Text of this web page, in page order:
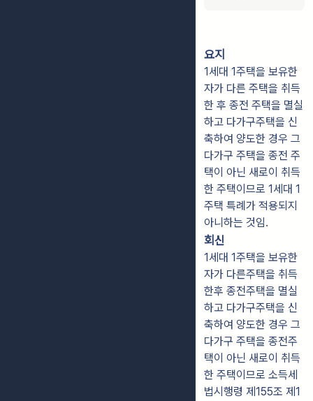
요지
1세대 1주택을 보유한
자가 다른 주택을 취득
한 후 종전 주택을 멸실
하고 다가구주택을 신
축하여 양도한 경우 그
다가구 주택을 종전 주
택이 아닌 새로이 취득
한 주택이므로 1세대 1
주택 특례가 적용되지
아니하는 것임.
회신
1세대 1주택을 보유한
자가 다른주택을 취득
한후 종전주택을 멸실
하고 다가구주택을 신
축하여 양도한 경우 그
다가구 주택을 종전주
택이 아닌 새로이 취득
한 주택이므로 소득세
법시행령 제155조 제1